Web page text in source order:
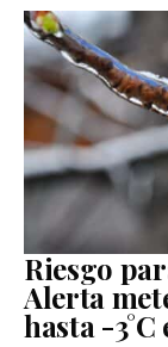
Riesgo
Alerta
hasta -